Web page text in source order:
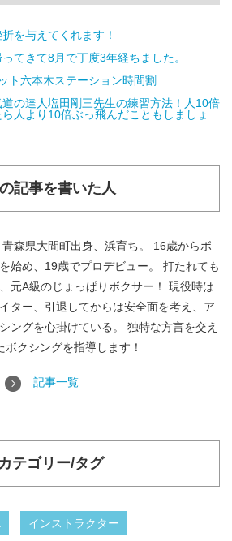
を与えてくれます！
てきて8月で丁度3年経ちました。
ト六本木ステーション時間割
の達人塩田剛三先生の練習方法！人10倍
人より10倍ぶっ飛んだこともしましょ
記事を書いた人
森県大間町出身、浜育ち。 16歳からボ
始め、19歳でプロデビュー。 打たれても
元A級のじょっぱりボクサー！ 現役時は
ター、引退してからは安全面を考え、ア
ングを心掛けている。 独特な方言を交え
クシングを指導します！
記事一覧
カテゴリー/タグ
インストラクター